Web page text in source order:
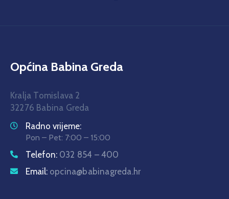
Općina Babina Greda
Kralja Tomislava 2
32276 Babina Greda
Radno vrijeme:
Pon – Pet: 7:00 – 15:00
Telefon: 032 854 – 400
Email: opcina@babinagreda.hr